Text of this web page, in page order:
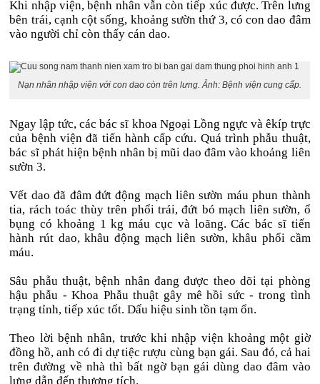
Khi nhập viện, bệnh nhân vẫn còn tiếp xúc được. Trên lưng
bên trái, cạnh cột sống, khoảng sườn thứ 3, có con dao đâm
vào người chỉ còn thấy cán dao.
Nạn nhân nhập viện với con dao còn trên lưng. Ảnh: Bệnh viện cung cấp.
Ngay lập tức, các bác sĩ khoa Ngoại Lồng ngực và êkíp trực
của bệnh viện đã tiến hành cấp cứu. Quá trình phẫu thuật,
bác sĩ phát hiện bệnh nhân bị mũi dao đâm vào khoảng liên
sườn 3.
Vết dao đã đâm đứt động mạch liên sườn máu phun thành
tia, rách toác thùy trên phổi trái, đứt bó mạch liên sườn, ổ
bụng có khoảng 1 kg máu cục và loãng. Các bác sĩ tiến
hành rút dao, khâu động mạch liên sườn, khâu phổi cầm
máu.
Sâu phẫu thuật, bệnh nhân đang được theo dõi tại phòng
hậu phẫu - Khoa Phẫu thuật gây mê hồi sức - trong tình
trạng tỉnh, tiếp xúc tốt. Dấu hiệu sinh tồn tạm ổn.
Theo lời bệnh nhân, trước khi nhập viện khoảng một giờ
đồng hồ, anh có đi dự tiệc rượu cùng bạn gái. Sau đó, cả hai
trên đường về nhà thì bất ngờ bạn gái dùng dao đâm vào
lưng dẫn đến thương tích.